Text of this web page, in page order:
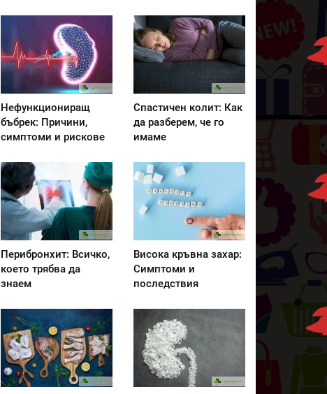
Нефункциониращ
бъбрек: Причини,
симптоми и рискове
Спастичен колит: Как
да разберем, че го
имаме
Перибронхит: Всичко,
което трябва да
знаем
Висока кръвна захар:
Симптоми и
последствия